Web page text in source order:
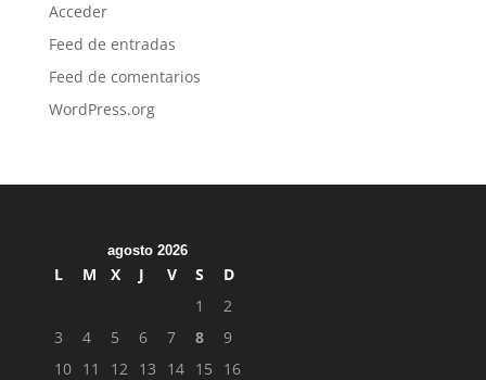
Acceder
Feed de entradas
Feed de comentarios
WordPress.org
agosto 2026
L M X J V S
D
1
2
3
4 5 6 7 8
9
10 11 12 13 14 15
16